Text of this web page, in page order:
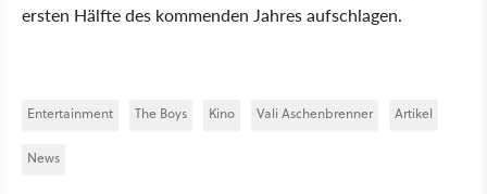
ersten Hälfte des kommenden Jahres aufschlagen.
Entertainment The Boys Kino Vali Aschenbrenner Artikel
News